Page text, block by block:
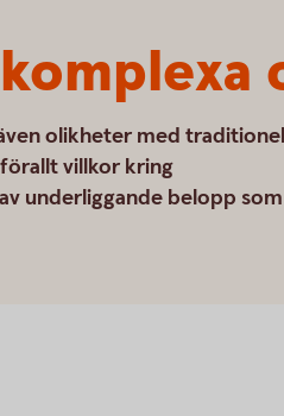
olikheter med
villkor kring
underliggande belopp